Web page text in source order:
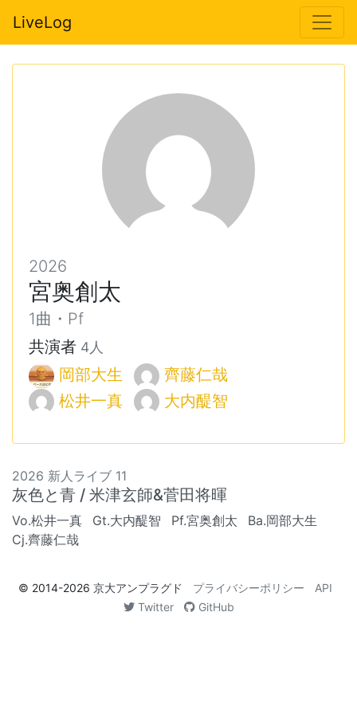
LiveLog
2026
宮奥創太
1曲・Pf
共演者 4人
岡部大生
齊藤仁哉
松井一真
大内醍智
2026 新人ライブ 11
灰色と青 / 米津玄師&菅田将暉
Vo.松井一真 Gt.大内醍智 Pf.宮奥創太
Ba.岡部大生
Cj.齊藤仁哉
© 2014-2026 京大アンプラグド プライバシーポリシー
API
Twitter
GitHub